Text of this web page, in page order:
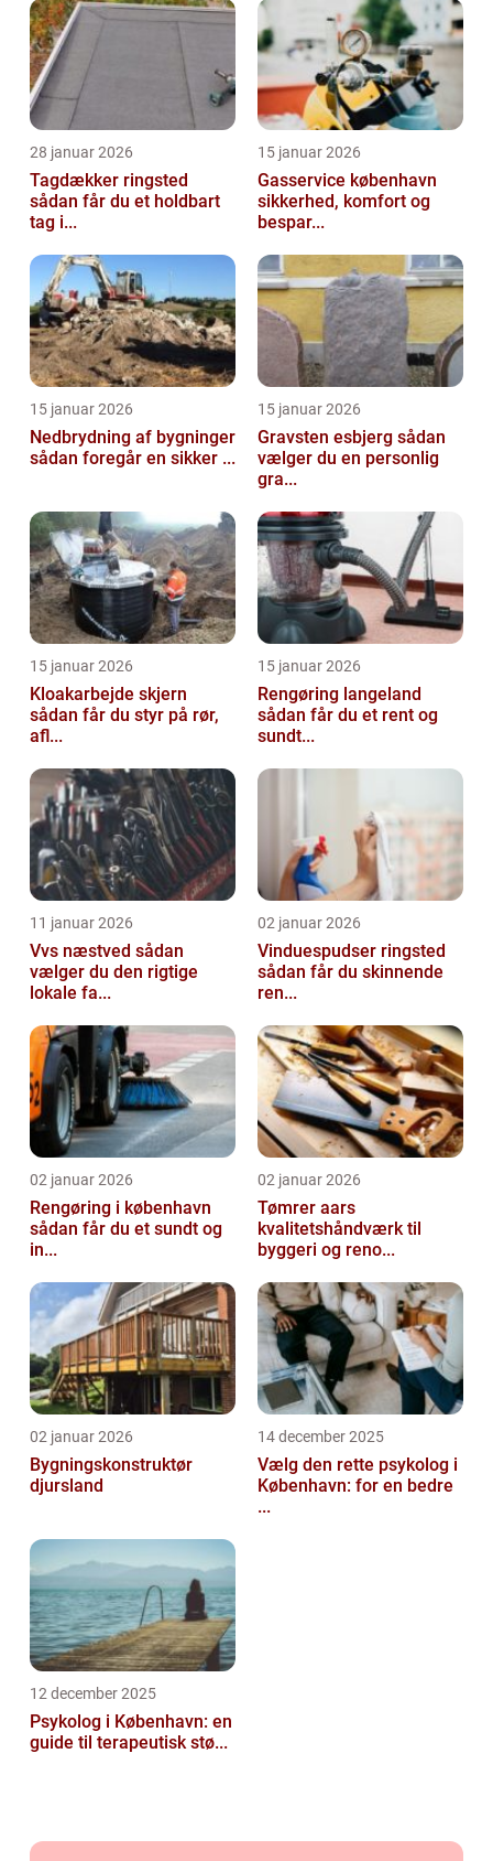
28 januar 2026
Tagdækker ringsted
sådan får du et holdbart
tag i...
15 januar 2026
Gasservice københavn
sikkerhed, komfort og
bespar...
15 januar 2026
Nedbrydning af bygninger
sådan foregår en sikker ...
15 januar 2026
Gravsten esbjerg sådan
vælger du en personlig
gra...
15 januar 2026
Kloakarbejde skjern
sådan får du styr på rør,
afl...
15 januar 2026
Rengøring langeland
sådan får du et rent og
sundt...
11 januar 2026
Vvs næstved sådan
vælger du den rigtige
lokale fa...
02 januar 2026
Vinduespudser ringsted
sådan får du skinnende
ren...
02 januar 2026
Rengøring i københavn
sådan får du et sundt og
in...
02 januar 2026
Tømrer aars
kvalitetshåndværk til
byggeri og reno...
02 januar 2026
Bygningskonstruktør
djursland
14 december 2025
Vælg den rette psykolog i
København: for en bedre
...
12 december 2025
Psykolog i København: en
guide til terapeutisk stø...